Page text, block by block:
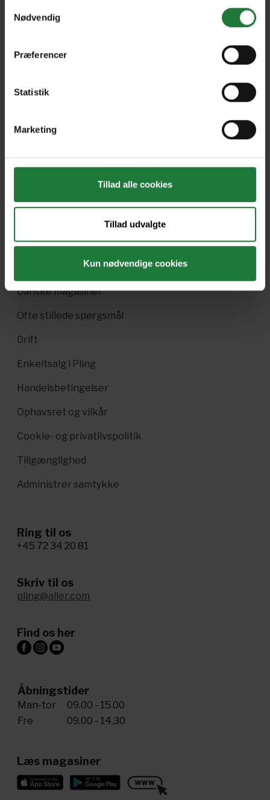
Nødvendig
Præferencer
Statistik
Marketing
Tillad alle cookies
Tillad udvalgte
Kun nødvendige cookies
danske og internationale magasiner
Pling Favorit
Danske magasiner
Ofte stillede spørgsmål
Drift
Enkeltsalg i Pling
Handelsbetingelser
Ophavsret og vilkår
Cookie- og privatlivspolitik
Tillgænglighed
Administrer samtykke
Ring til os
+45 72 34 20 81
Skriv til os
pling@aller.com
Find os her
Åbningstider
Man-tor
09.00 - 15.00
Fre
09.00 - 14.30
Læs magasiner